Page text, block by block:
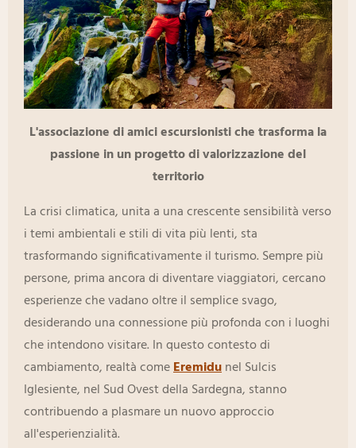
L'associazione di amici escursionisti che trasforma la
passione in un progetto di valorizzazione del
territorio
La crisi climatica, unita a una crescente sensibilità verso
i temi ambientali e stili di vita più lenti, sta
trasformando significativamente il turismo. Sempre più
persone, prima ancora di diventare viaggiatori, cercano
esperienze che vadano oltre il semplice svago,
desiderando una connessione più profonda con i luoghi
che intendono visitare. In questo contesto di
cambiamento, realtà comeEremidunel Sulcis
Iglesiente, nel Sud Ovest della Sardegna, stanno
contribuendo a plasmare un nuovo approccio
all'esperienzialità.